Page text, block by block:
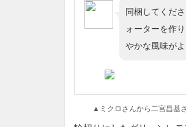
同梱してくだ
ォーターを作
やかな風味が
▲ミクロさんから二宮昌基